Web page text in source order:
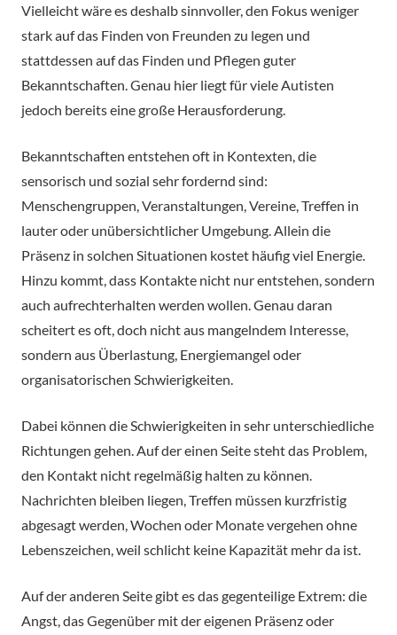
Vielleicht wäre es deshalb sinnvoller, den Fokus weniger
stark auf das Finden von Freunden zu legen und
stattdessen auf das Finden und Pflegen guter
Bekanntschaften. Genau hier liegt für viele Autisten
jedoch bereits eine große Herausforderung.
Bekanntschaften entstehen oft in Kontexten, die
sensorisch und sozial sehr fordernd sind:
Menschengruppen, Veranstaltungen, Vereine, Treffen in
lauter oder unübersichtlicher Umgebung. Allein die
Präsenz in solchen Situationen kostet häufig viel Energie.
Hinzu kommt, dass Kontakte nicht nur entstehen, sondern
auch aufrechterhalten werden wollen. Genau daran
scheitert es oft, doch nicht aus mangelndem Interesse,
sondern aus Überlastung, Energiemangel oder
organisatorischen Schwierigkeiten.
Dabei können die Schwierigkeiten in sehr unterschiedliche
Richtungen gehen. Auf der einen Seite steht das Problem,
den Kontakt nicht regelmäßig halten zu können.
Nachrichten bleiben liegen, Treffen müssen kurzfristig
abgesagt werden, Wochen oder Monate vergehen ohne
Lebenszeichen, weil schlicht keine Kapazität mehr da ist.
Auf der anderen Seite gibt es das gegenteilige Extrem: die
Angst, das Gegenüber mit der eigenen Präsenz oder